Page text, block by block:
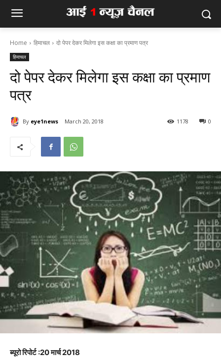
Home हिमाचल दो पेपर देकर मिलेगा इस कक्षा का प्रमाण पत्र
हिमाचल
दो पेपर देकर मिलेगा इस कक्षा का प्रमाण
पत्र
By eye1news March 20, 2018 0
1178
ब्यूरो रिपोर्ट :20 मार्च 2018